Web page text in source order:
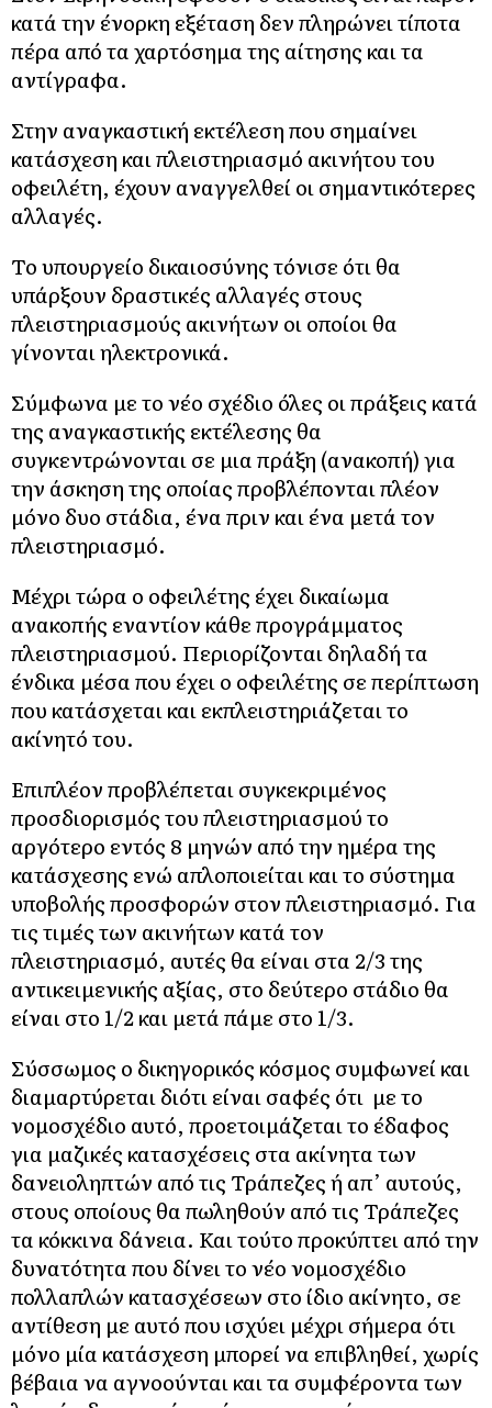
κατά την ένορκη εξέταση δεν πληρώνει τίποτα
πέρα από τα χαρτόσημα της αίτησης και τα
αντίγραφα.
Στην αναγκαστική εκτέλεση που σημαίνει
κατάσχεση και πλειστηριασμό ακινήτου του
οφειλέτη, έχουν αναγγελθεί οι σημαντικότερες
αλλαγές.
Το υπουργείο δικαιοσύνης τόνισε ότι θα
υπάρξουν δραστικές αλλαγές στους
πλειστηριασμούς ακινήτων οι οποίοι θα
γίνονται ηλεκτρονικά.
Σύμφωνα με το νέο σχέδιο όλες οι πράξεις κατά
της αναγκαστικής εκτέλεσης θα
συγκεντρώνονται σε μια πράξη (ανακοπή) για
την άσκηση της οποίας προβλέπονται πλέον
μόνο δυο στάδια, ένα πριν και ένα μετά τον
πλειστηριασμό.
Μέχρι τώρα ο οφειλέτης έχει δικαίωμα
ανακοπής εναντίον κάθε προγράμματος
πλειστηριασμού. Περιορίζονται δηλαδή τα
ένδικα μέσα που έχει ο οφειλέτης σε περίπτωση
που κατάσχεται και εκπλειστηριάζεται το
ακίνητό του.
Επιπλέον προβλέπεται συγκεκριμένος
προσδιορισμός του πλειστηριασμού το
αργότερο εντός 8 μηνών από την ημέρα της
κατάσχεσης ενώ απλοποιείται και το σύστημα
υποβολής προσφορών στον πλειστηριασμό. Για
τις τιμές των ακινήτων κατά τον
πλειστηριασμό, αυτές θα είναι στα 2/3 της
αντικειμενικής αξίας, στο δεύτερο στάδιο θα
είναι στο 1/2 και μετά πάμε στο 1/3.
Σύσσωμος ο δικηγορικός κόσμος συμφωνεί και
διαμαρτύρεται διότι είναι σαφές ότι με το
νομοσχέδιο αυτό, προετοιμάζεται το έδαφος
για μαζικές κατασχέσεις στα ακίνητα των
δανειοληπτών από τις Τράπεζες ή απ’ αυτούς,
στους οποίους θα πωληθούν από τις Τράπεζες
τα κόκκινα δάνεια. Και τούτο προκύπτει από την
δυνατότητα που δίνει το νέο νομοσχέδιο
πολλαπλών κατασχέσεων στο ίδιο ακίνητο, σε
αντίθεση με αυτό που ισχύει μέχρι σήμερα ότι
μόνο μία κατάσχεση μπορεί να επιβληθεί, χωρίς
βέβαια να αγνοούνται και τα συμφέροντα των